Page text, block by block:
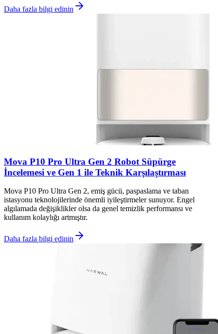
Daha fazla bilgi edinin
Mova P10 Pro Ultra Gen 2 Robot Süpürge
İncelemesi ve Gen 1 ile Teknik Karşılaştırması
Mova P10 Pro Ultra Gen 2, emiş gücü, paspaslama ve taban
istasyonu teknolojilerinde önemli iyileştirmeler sunuyor. Engel
algılamada değişiklikler olsa da genel temizlik performansı ve
kullanım kolaylığı artmıştır.
Daha fazla bilgi edinin